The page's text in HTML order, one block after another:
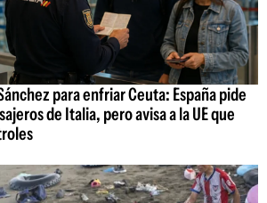
para enfriar Ceuta: España pide
de Italia, pero avisa a la UE que